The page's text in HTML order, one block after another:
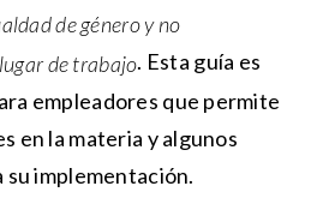
de género y no
de trabajo. Esta guía es
empleadores que permite
en la materia y algunos
su implementación.